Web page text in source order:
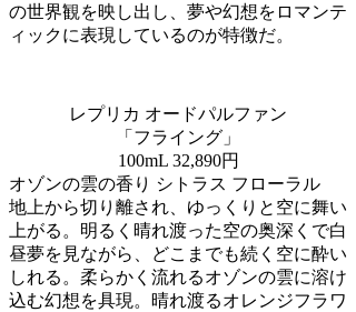
の世界観を映し出し、夢や幻想をロマンテ
ィックに表現しているのが特徴だ。
レプリカ オードパルファン
「フライング」
100mL 32,890円
オゾンの雲の香り シトラス フローラル
地上から切り離され、ゆっくりと空に舞い
上がる。明るく晴れ渡った空の奥深くで白
昼夢を見ながら、どこまでも続く空に酔い
しれる。柔らかく流れるオゾンの雲に溶け
込む幻想を具現。晴れ渡るオレンジフラワ